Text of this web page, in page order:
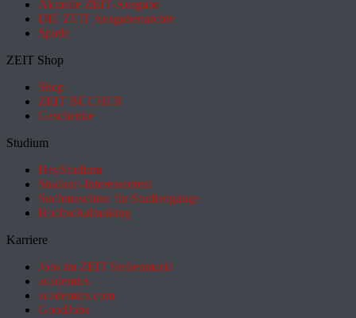
Aktuelle ZEIT-Ausgabe
DIE ZEIT Ausgabenarchiv
Spiele
ZEIT Shop
Shop
ZEIT BÜCHER
Geschenke
Studium
HeyStudium
Studium-Interessentest
Suchmaschine für Studiengänge
Hochschulranking
Karriere
Jobs im ZEIT Stellenmarkt
academics
academics.com
GoodJobs